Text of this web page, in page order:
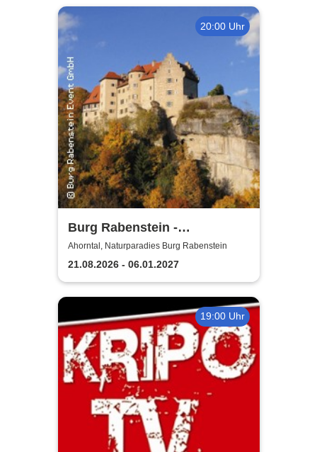
20:00 Uhr
Burg Rabenstein -
Burgkonzerte
Ahorntal, Naturparadies Burg Rabenstein
21.08.2026 - 06.01.2027
19:00 Uhr